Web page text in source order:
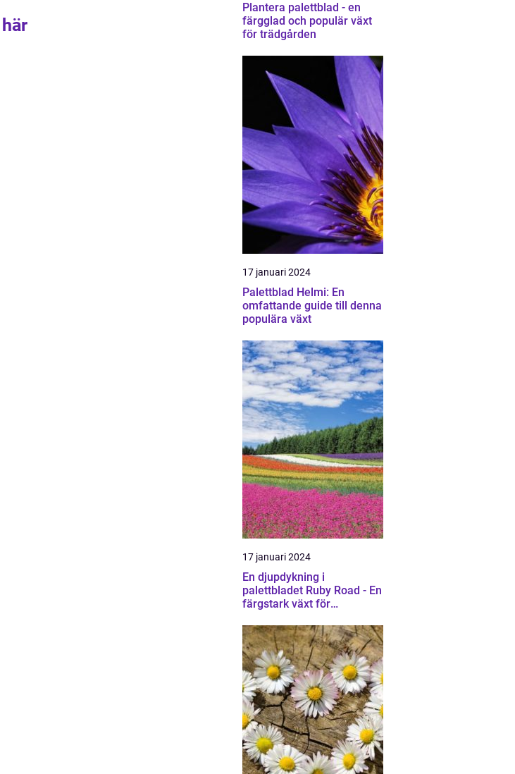
Plantera palettblad - en
färgglad och populär växt
för trädgården
17 januari 2024
Palettblad Helmi: En
omfattande guide till denna
populära växt
17 januari 2024
En djupdykning i
palettbladet Ruby Road - En
färgstark växt för
heminredning